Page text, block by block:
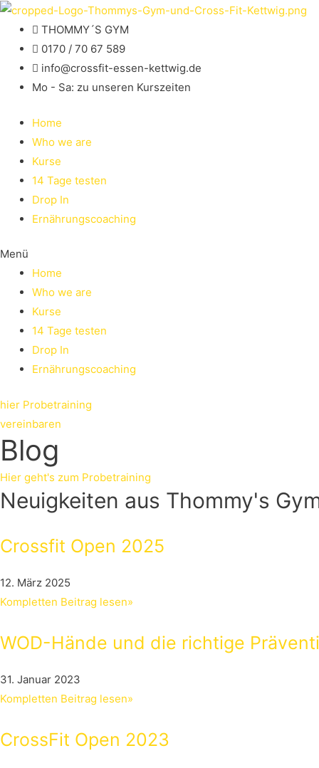
THOMMY´S GYM
0170 / 70 67 589​
info@crossfit-essen-kettwig.de
Mo - Sa: zu unseren Kurszeiten
Home
Who we are
Kurse
14 Tage testen
Drop In
Ernährungscoaching
Menü
Home
Who we are
Kurse
14 Tage testen
Drop In
Ernährungscoaching
hier Probetraining
vereinbaren
Blog
Hier geht's zum Probetraining
Neuigkeiten aus Thommy's
Crossfit Open 2025
12. März 2025
Kompletten Beitrag lesen»
WOD-Hände und die richtige
31. Januar 2023
Kompletten Beitrag lesen»
CrossFit Open 2023